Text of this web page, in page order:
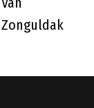
Zonguldak